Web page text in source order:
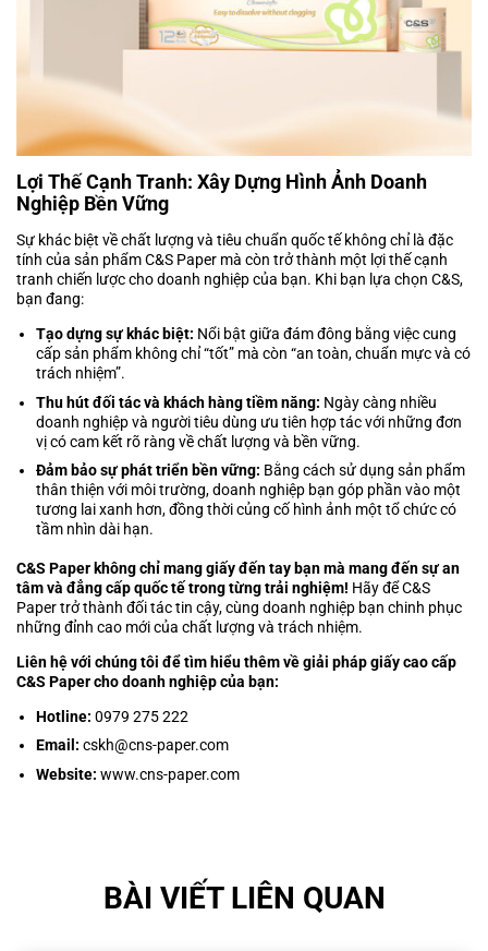
Lợi Thế Cạnh Tranh: Xây Dựng Hình Ảnh Doanh
Nghiệp Bền Vững
Sự khác biệt về chất lượng và tiêu chuẩn quốc tế không chỉ là đặc
tính của sản phẩm C&S Paper mà còn trở thành một lợi thế cạnh
tranh chiến lược cho doanh nghiệp của bạn. Khi bạn lựa chọn C&S,
bạn đang:
Tạo dựng sự khác biệt: Nổi bật giữa đám đông bằng việc cung
cấp sản phẩm không chỉ “tốt” mà còn “an toàn, chuẩn mực và có
trách nhiệm”.
Thu hút đối tác và khách hàng tiềm năng: Ngày càng nhiều
doanh nghiệp và người tiêu dùng ưu tiên hợp tác với những đơn
vị có cam kết rõ ràng về chất lượng và bền vững.
Đảm bảo sự phát triển bền vững: Bằng cách sử dụng sản phẩm
thân thiện với môi trường, doanh nghiệp bạn góp phần vào một
tương lai xanh hơn, đồng thời củng cố hình ảnh một tổ chức có
tầm nhìn dài hạn.
C&S Paper không chỉ mang giấy đến tay bạn mà mang đến sự an
tâm và đẳng cấp quốc tế trong từng trải nghiệm! Hãy để C&S
Paper trở thành đối tác tin cậy, cùng doanh nghiệp bạn chinh phục
những đỉnh cao mới của chất lượng và trách nhiệm.
Liên hệ với chúng tôi để tìm hiểu thêm về giải pháp giấy cao cấp
C&S Paper cho doanh nghiệp của bạn:
Hotline: 0979 275 222
Email: cskh@cns-paper.com
Website: www.cns-paper.com
BÀI VIẾT LIÊN QUAN